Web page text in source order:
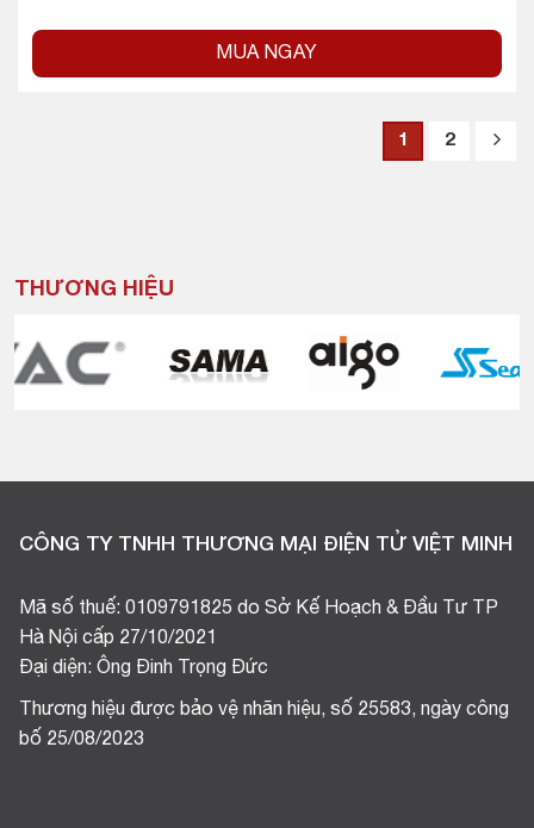
MUA NGAY
1 2
THƯƠNG HIỆU
CÔNG TY TNHH THƯƠNG MẠI ĐIỆN TỬ VIỆT MINH
Mã số thuế: 0109791825 do Sở Kế Hoạch & Đầu Tư TP
Hà Nội cấp 27/10/2021
Đại diện: Ông Đinh Trọng Đức
Thương hiệu được bảo vệ nhãn hiệu, số 25583, ngày công
bố 25/08/2023